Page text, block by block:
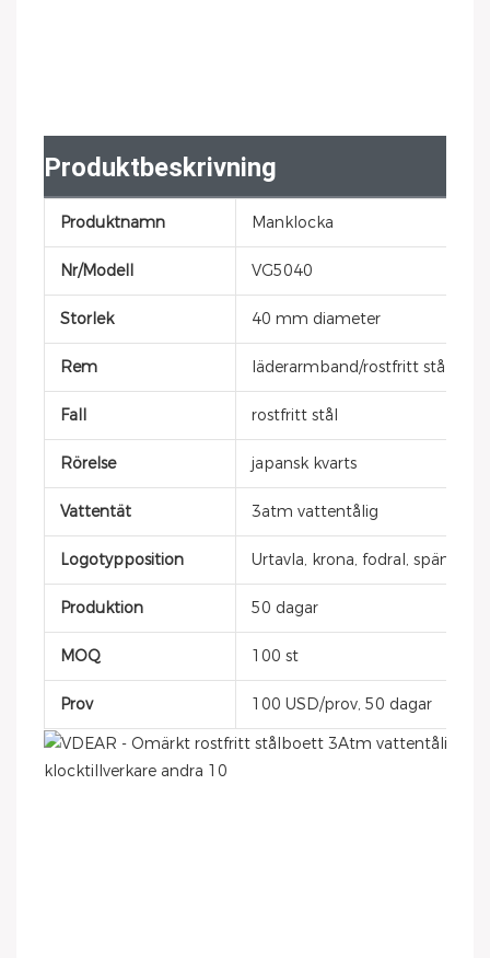
Produktbeskrivning
Produktnamn Manklocka
Nr/Modell VG5040
Storlek 40 mm diameter
Rem läderarmband/rostfritt stål
Fall rostfritt stål
Rörelse japansk kvarts
Vattentät 3atm vattentålig
Logotypposition Urtavla, krona, fodral, spänne,
Produktion 50 dagar
MOQ 100 st
Prov 100 USD/prov, 50 dagar